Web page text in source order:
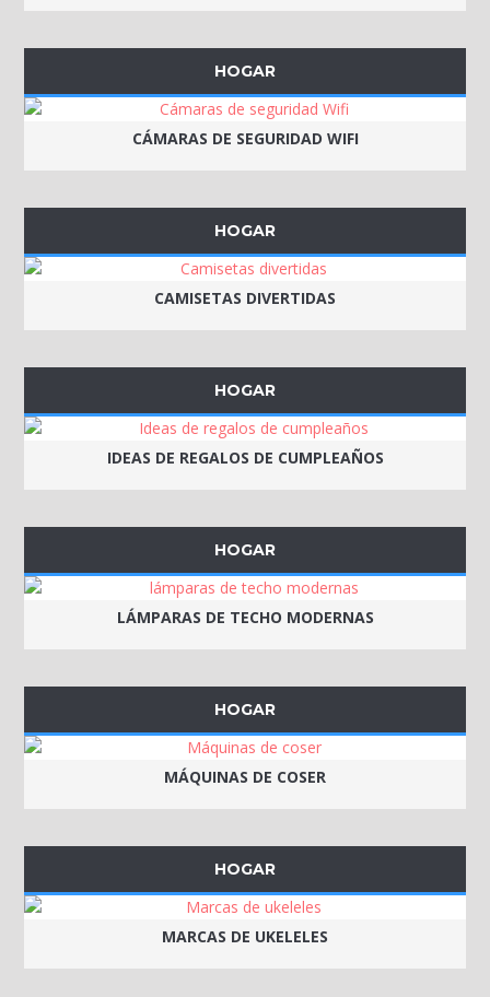
HOGAR
CÁMARAS DE SEGURIDAD WIFI
HOGAR
CAMISETAS DIVERTIDAS
HOGAR
IDEAS DE REGALOS DE CUMPLEAÑOS
HOGAR
LÁMPARAS DE TECHO MODERNAS
HOGAR
MÁQUINAS DE COSER
HOGAR
MARCAS DE UKELELES